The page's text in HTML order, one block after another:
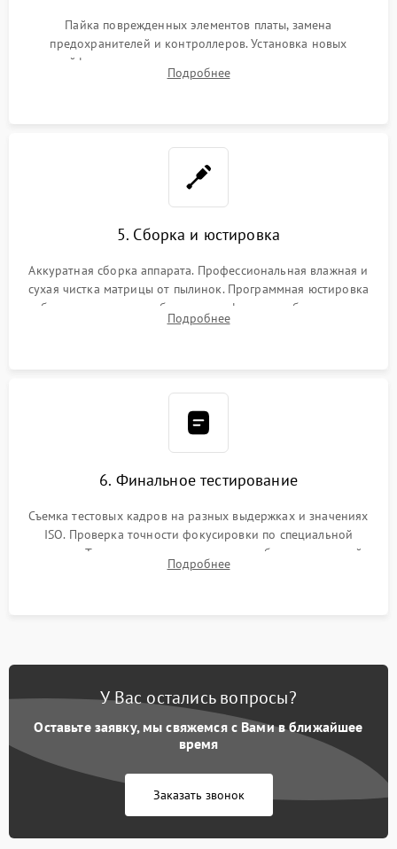
Пайка поврежденных элементов платы, замена
предохранителей и контроллеров. Установка новых
шлейфов, дисплея, механизма затвора или двигателя
автофокуса. Восстановление геометрии тубуса объектива
Подробнее
5. Сборка и юстировка
Аккуратная сборка аппарата. Профессиональная влажная и
сухая чистка матрицы от пылинок. Программная юстировка
рабочего отрезка, калибровка автофокуса, стабилизатора и
экспозамера с помощью сервисного ПО.
Подробнее
6. Финальное тестирование
Съемка тестовых кадров на разных выдержках и значениях
ISO. Проверка точности фокусировки по специальной
мишени. Тест записи на карту памяти, работы встроенной
вспышки, микрофона и всех кнопок управления.
Подробнее
У Вас остались вопросы?
Оставьте заявку, мы свяжемся с Вами в ближайшее
время
Заказать звонок